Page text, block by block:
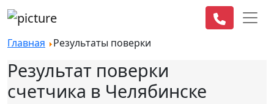
Главная Результаты поверки
Результат поверки
счетчика в Челябинске